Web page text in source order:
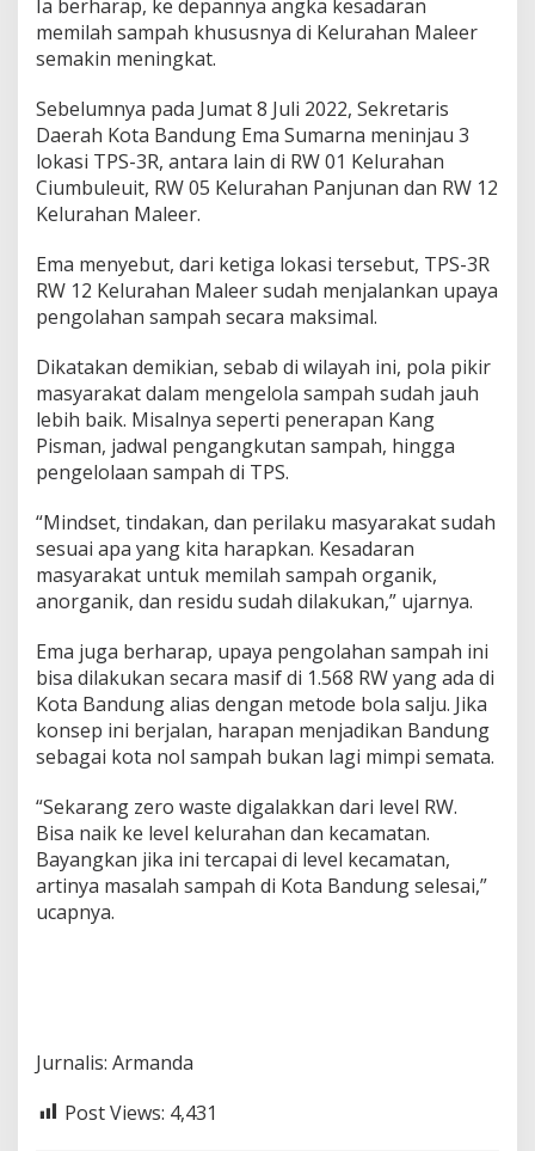
Ia berharap, ke depannya angka kesadaran
memilah sampah khususnya di Kelurahan Maleer
semakin meningkat.
Sebelumnya pada Jumat 8 Juli 2022, Sekretaris
Daerah Kota Bandung Ema Sumarna meninjau 3
lokasi TPS-3R, antara lain di RW 01 Kelurahan
Ciumbuleuit, RW 05 Kelurahan Panjunan dan RW 12
Kelurahan Maleer.
Ema menyebut, dari ketiga lokasi tersebut, TPS-3R
RW 12 Kelurahan Maleer sudah menjalankan upaya
pengolahan sampah secara maksimal.
Dikatakan demikian, sebab di wilayah ini, pola pikir
masyarakat dalam mengelola sampah sudah jauh
lebih baik. Misalnya seperti penerapan Kang
Pisman, jadwal pengangkutan sampah, hingga
pengelolaan sampah di TPS.
“Mindset, tindakan, dan perilaku masyarakat sudah
sesuai apa yang kita harapkan. Kesadaran
masyarakat untuk memilah sampah organik,
anorganik, dan residu sudah dilakukan,” ujarnya.
Ema juga berharap, upaya pengolahan sampah ini
bisa dilakukan secara masif di 1.568 RW yang ada di
Kota Bandung alias dengan metode bola salju. Jika
konsep ini berjalan, harapan menjadikan Bandung
sebagai kota nol sampah bukan lagi mimpi semata.
“Sekarang zero waste digalakkan dari level RW.
Bisa naik ke level kelurahan dan kecamatan.
Bayangkan jika ini tercapai di level kecamatan,
artinya masalah sampah di Kota Bandung selesai,”
ucapnya.
Jurnalis: Armanda
Post Views: 4,431